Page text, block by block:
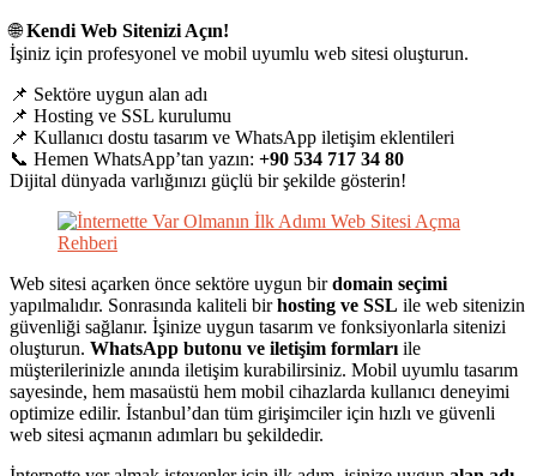
🌐Kendi Web Sitenizi Açın!
İşiniz için profesyonel ve mobil uyumlu web sitesi oluşturun.
📌 Sektöre uygun alan adı
📌 Hosting ve SSL kurulumu
📌 Kullanıcı dostu tasarım ve WhatsApp iletişim eklentileri
📞 Hemen WhatsApp’tan yazın: +90 534 717 34 80
Dijital dünyada varlığınızı güçlü bir şekilde gösterin!
Web sitesi açarken önce sektöre uygun birdomain seçimi
yapılmalıdır. Sonrasında kaliteli birhosting ve SSL ile web sitenizin
güvenliği sağlanır. İşinize uygun tasarım ve fonksiyonlarla sitenizi
oluşturun. WhatsApp butonu ve iletişim formları ile
müşterilerinizle anında iletişim kurabilirsiniz. Mobil uyumlu tasarım
sayesinde, hem masaüstü hem mobil cihazlarda kullanıcı deneyimi
optimize edilir. İstanbul’dan tüm girişimciler için hızlı ve güvenli
web sitesi açmanın adımları bu şekildedir.